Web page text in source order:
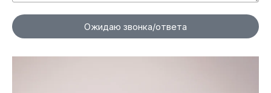
Ожидаю звонка/ответа